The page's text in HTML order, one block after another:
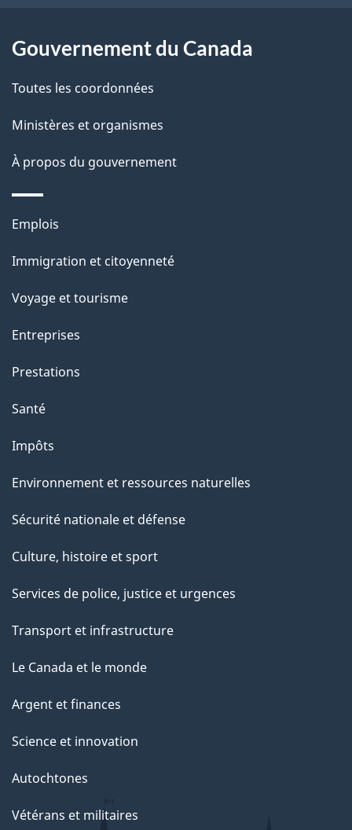
m
e
n
t
a
g
e
a
t
i
n
s
u
r
c
t
t
a
e
Gouvernement du Canada
Toutes les coordonnées
Ministères et organismes
À propos du gouvernement
Thèmes
sujets
Emplois
Immigration et citoyenneté
Voyage et tourisme
Entreprises
Prestations
Santé
Impôts
Environnement et ressources naturelles
Sécurité nationale et défense
Culture, histoire et sport
Services de police, justice et urgences
Transport et infrastructure
Le Canada et le monde
Argent et finances
Science et innovation
Autochtones
Vétérans et militaires